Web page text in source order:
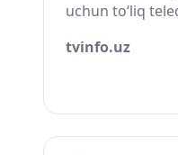
uchun to‘liq
tvinfo.uz